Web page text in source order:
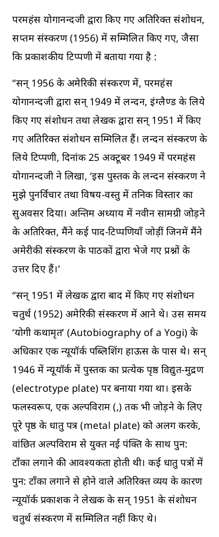
परमहंस योगानन्दजी द्वारा किए गए अतिरिक्त संशोधन,
सप्तम संस्करण (1956) में सम्मिलित किए गए, जैसा
कि प्रकाशकीय टिप्पणी में बताया गया है :
“सन् 1956 के अमेरिकी संस्करण में, परमहंस
योगानन्दजी द्वारा सन् 1949 में लन्दन, इंग्लैण्ड के लिये
किए गए संशोधन तथा लेखक द्वारा सन् 1951 में किए
गए अतिरिक्त संशोधन सम्मिलित हैं। लन्दन संस्करण के
लिये टिप्पणी, दिनांक 25 अक्टूबर 1949 में परमहंस
योगानन्दजी ने लिखा, ‘इस पुस्तक के लन्दन संस्करण ने
मुझे पुनर्विचार तथा विषय-वस्तु में तनिक विस्तार का
सुअवसर दिया। अन्तिम अध्याय में नवीन सामग्री जोड़ने
के अतिरिक्त, मैंने कई पाद-टिप्पणियाँ जोड़ीं जिनमें मैंने
अमेरीकी संस्करण के पाठकों द्वारा भेजे गए प्रश्नों के
उत्तर दिए हैं।’
“सन् 1951 में लेखक द्वारा बाद में किए गए संशोधन
चतुर्थ (1952) अमेरिकी संस्करण में आने थे। उस समय
‘योगी कथामृत’ (Autobiography of a Yogi) के
अधिकार एक न्यूयॉर्क पब्लिशिंग हाऊस के पास थे। सन्
1946 में न्यूयॉर्क में पुस्तक का प्रत्येक पृष्ठ विद्युत-मुद्रण
(electrotype plate) पर बनाया गया था। इसके
फलस्वरूप, एक अल्पविराम (,) तक भी जोड़ने के लिए
पूरे पृष्ठ के धातु पत्र (metal plate) को अलग करके,
वांछित अल्पविराम से युक्त नई पंक्ति के साथ पुन:
टाँका लगाने की आवश्यकता होती थी। कई धातु पत्रों में
पुन: टाँका लगाने से होने वाले अतिरिक्त व्यय के कारण
न्यूयॉर्क प्रकाशक ने लेखक के सन् 1951 के संशोधन
चतुर्थ संस्करण में सम्मिलित नहीं किए थे।